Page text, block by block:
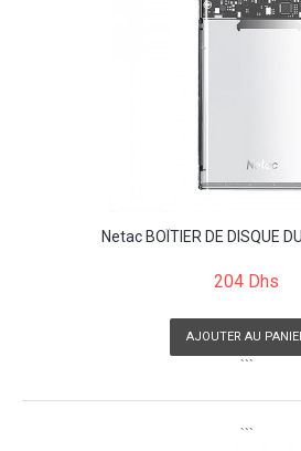
Netac BOÎTIER DE DISQUE
204 Dhs
AJOUTER AU
```
```